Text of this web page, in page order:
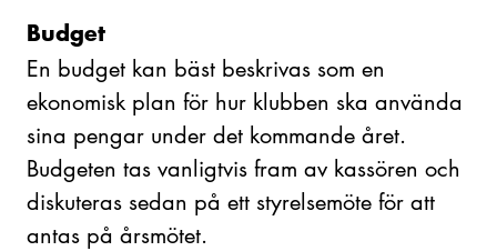
Budget
En budget kan bäst beskrivas som en
ekonomisk plan för hur klubben ska använda
sina pengar under det kommande året.
Budgeten tas vanligtvis fram av kassören och
diskuteras sedan på ett styrelsemöte för att
antas på årsmötet.